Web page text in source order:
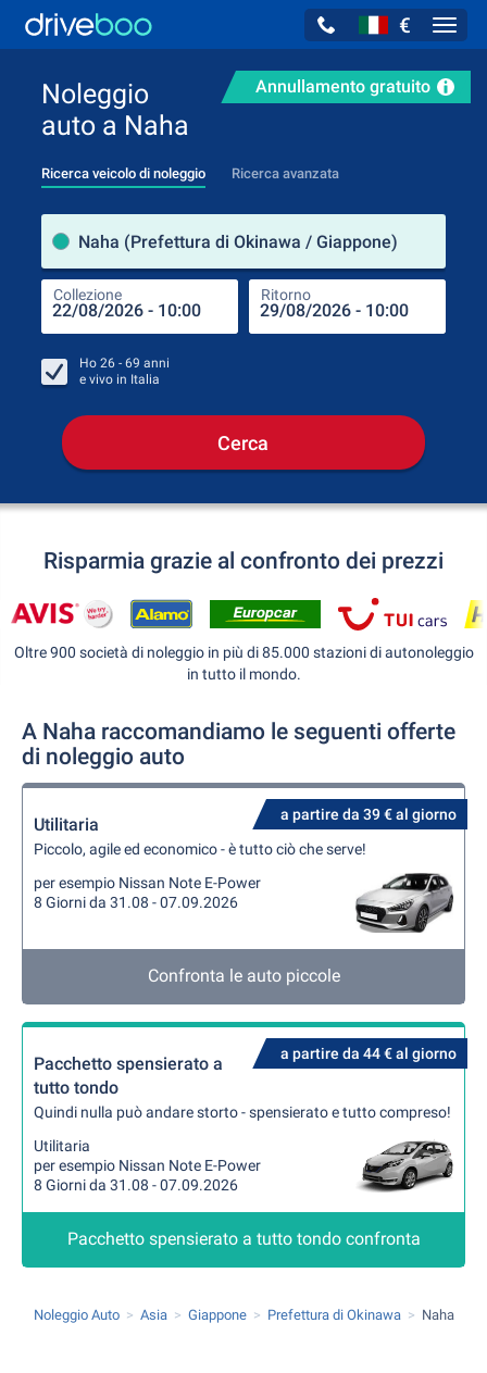
€
Annullamento gratuito
Noleggio
auto a Naha
Ricerca veicolo di noleggio Ricerca avanzata
Naha (Prefettura di Okinawa / Giappone)
Collezione Ritorno
Ho 26 - 69 anni
e vivo in Italia
Cerca
Risparmia grazie al confronto dei prezzi
Oltre 900 società di noleggio in più di 85.000 stazioni di autonoleggio
in tutto il mondo.
A Naha raccomandiamo le seguenti offerte
di noleggio auto
a partire da 39 € al giorno
Utilitaria
Piccolo, agile ed economico - è tutto ciò che serve!
per esempio Nissan Note E-Power
8 Giorni da 31.08 - 07.09.2026
Confronta le auto piccole
a partire da 44 € al giorno
Pacchetto spensierato a
tutto tondo
Quindi nulla può andare storto - spensierato e tutto compreso!
Utilitaria
per esempio Nissan Note E-Power
8 Giorni da 31.08 - 07.09.2026
Pacchetto spensierato a tutto tondo confronta
Noleggio Auto Asia Giappone Prefettura di Okinawa Naha